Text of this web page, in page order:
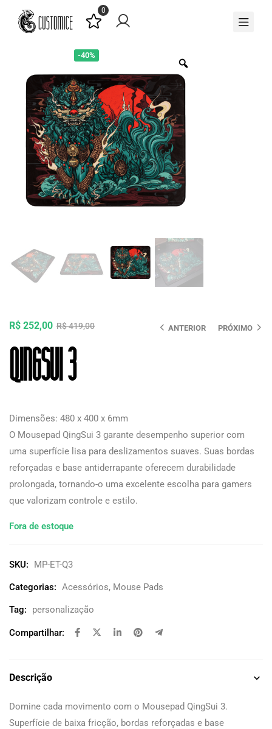
0
-40%
ANTERIOR PRÓXIMO
R$ 252,00 R$419,00
QingSui 3
Dimensões: 480 x 400 x 6mm
O Mousepad QingSui 3 garante desempenho superior com
uma superfície lisa para deslizamentos suaves. Suas bordas
reforçadas e base antiderrapante oferecem durabilidade
prolongada, tornando-o uma excelente escolha para gamers
que valorizam controle e estilo.
Fora de estoque
SKU: MP-ET-Q3
Categorias: Acessórios, Mouse Pads
Tag: personalização
Compartilhar:
Descrição
Domine cada movimento com o Mousepad QingSui 3.
Superfície de baixa fricção, bordas reforçadas e base